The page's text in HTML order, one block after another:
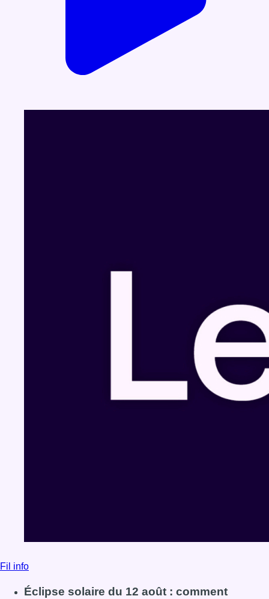
Fil info
Éclipse solaire du 12 août : comment